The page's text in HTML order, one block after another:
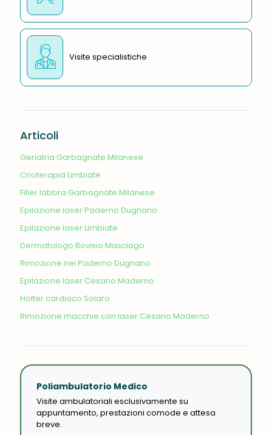
Visite specialistiche
Articoli
Geriatria Garbagnate Milanese
Crioterapia Limbiate
Filler labbra Garbagnate Milanese
Epilazione laser Paderno Dugnano
Epilazione laser Limbiate
Dermatologo Bovisio Masciago
Rimozione nei Paderno Dugnano
Epilazione laser Cesano Maderno
Holter cardiaco Solaro
Rimozione macchie con laser Cesano Maderno
Poliambulatorio Medico
Visite ambulatoriali esclusivamente su
appuntamento, prestazioni comode e attesa
breve.